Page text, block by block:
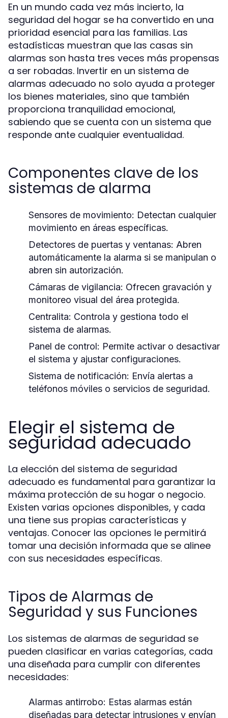
En un mundo cada vez más incierto, la
seguridad del hogar se ha convertido en una
prioridad esencial para las familias. Las
estadísticas muestran que las casas sin
alarmas son hasta tres veces más propensas
a ser robadas. Invertir en un sistema de
alarmas adecuado no solo ayuda a proteger
los bienes materiales, sino que también
proporciona tranquilidad emocional,
sabiendo que se cuenta con un sistema que
responde ante cualquier eventualidad.
Componentes clave de los
sistemas de alarma
Sensores de movimiento: Detectan cualquier
movimiento en áreas específicas.
Detectores de puertas y ventanas: Abren
automáticamente la alarma si se manipulan o
abren sin autorización.
Cámaras de vigilancia: Ofrecen gravación y
monitoreo visual del área protegida.
Centralita: Controla y gestiona todo el
sistema de alarmas.
Panel de control: Permite activar o desactivar
el sistema y ajustar configuraciones.
Sistema de notificación: Envía alertas a
teléfonos móviles o servicios de seguridad.
Elegir el sistema de
seguridad adecuado
La elección del sistema de seguridad
adecuado es fundamental para garantizar la
máxima protección de su hogar o negocio.
Existen varias opciones disponibles, y cada
una tiene sus propias características y
ventajas. Conocer las opciones le permitirá
tomar una decisión informada que se alinee
con sus necesidades específicas.
Tipos de Alarmas de
Seguridad y sus Funciones
Los sistemas de alarmas de seguridad se
pueden clasificar en varias categorías, cada
una diseñada para cumplir con diferentes
necesidades:
Alarmas antirrobo: Estas alarmas están
diseñadas para detectar intrusiones y envían